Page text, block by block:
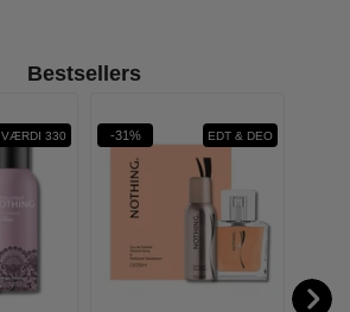
Bestsellers
VÆRDI 330 -31% EDT & DEO